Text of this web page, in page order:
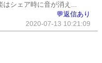
シェア時に音が消え...
💬返信あり
2020-07-13 10:21:09